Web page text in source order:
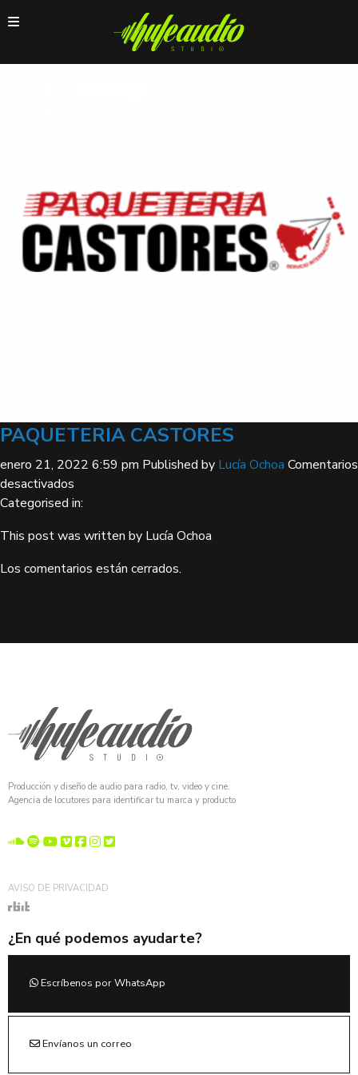
PAQUETERIA CASTORES
enero 21, 2022 6:59 pm Published by Lucía Ochoa Comentarios
desactivados
PAQUETERIA
Categorised in:
This post was written by Lucía Ochoa
Los comentarios están cerrados.
Producción y diseño de audio para radio, tv, video y cine.
Agencia de locutores para identificar tu marca y producto
AVISO DE PRIVACIDAD
¿En qué podemos ayudarte?
Escríbenos por WhatsApp
Envíanos un correo